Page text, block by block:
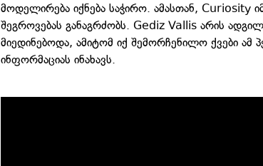
მოდელირება იქნება საჭირო. ამასთან, Curiosity
შეგროვებას განაგრძობს. Gediz Vallis არის
მიედინებოდა, ამიტომ იქ შემორჩენილო ქვები ამ
ინფორმაციას ინახავს.